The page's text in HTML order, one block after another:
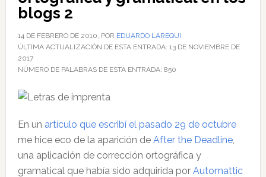
blogs 2
14 DE FEBRERO DE 2010 , POR EDUARDO LAREQUI
ÚLTIMA ACTUALIZACIÓN DE ESTA ENTRADA: 13 DE NOVIEMBRE DE
2017
NÚMERO DE PALABRAS DE ESTA ENTRADA: 850
En un artículo que escribí el pasado 29 de octubre
me hice eco de la aparición de After the Deadline,
una aplicación de corrección ortográfica y
gramatical que había sido adquirida por Automattic